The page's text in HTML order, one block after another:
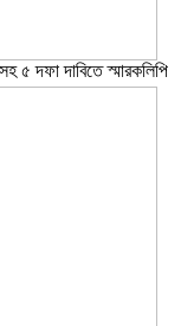
৫ দফা দাবিতে স্মারকলিপি